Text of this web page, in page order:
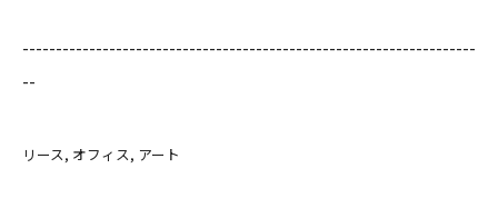
--------------------------------------------------------------------
--
リース オフィス アート